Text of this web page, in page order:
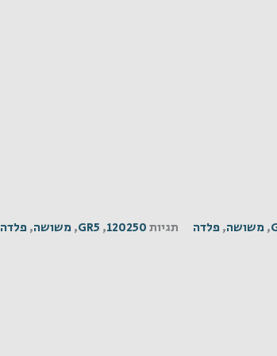
, משושה, פלדה תגיות120250
,
GR5
, משושה, פלדה